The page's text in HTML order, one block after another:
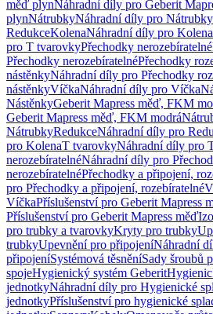
měď plynNáhradní díly pro Geberit
plynNátrubkyNáhradní díly pro Nátrubky
RedukceKolenaNáhradní díly pro Kolena
pro T tvarovkyPřechodky nerozebíratelné
Přechodky nerozebíratelnéPřechodky
nástěnkyNáhradní díly pro Přechodky
nástěnkyVíčkaNáhradní díly pro Víčka
NástěnkyGeberit Mapress měď, FKM
Geberit Mapress měď, FKM modrá
NátrubkyRedukceNáhradní díly pro
pro KolenaT tvarovkyNáhradní díly pro
nerozebíratelnéNáhradní díly pro
nerozebíratelnéPřechodky a připojení,
pro Přechodky a připojení, rozebíratelné
VíčkaPříslušenství pro Geberit Mapress
Příslušenství pro Geberit Mapress měď
pro trubky a tvarovkyKryty pro trubky
trubkyUpevnění pro připojeníNáhradní
připojeníSystémová těsněníSady šroubů
spojeHygienický systém Geberit
jednotkyNáhradní díly pro Hygienické
jednotkyPříslušenství pro hygienické